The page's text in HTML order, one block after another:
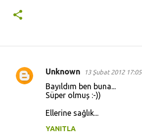
Y
Unknown 13 Şubat 2012 17:05
Bayıldım ben buna...
Süper olmuș :-))
Ellerine saĝlık...
YANITLA